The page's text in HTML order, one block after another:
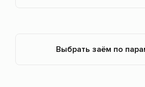
Выбрать заём по